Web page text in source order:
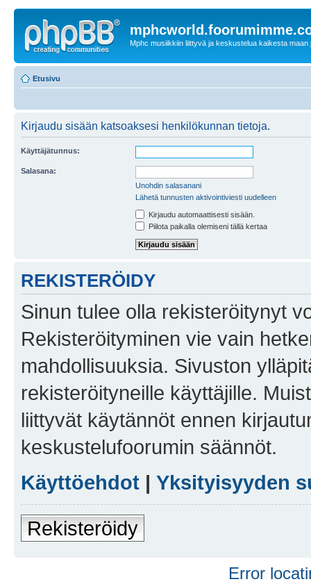
Mphc musiikkiin liittyvä ja keskustelua kaikesta maan
Etusivu
Kirjaudu sisään katsoaksesi henkilökunnan tietoja.
Käyttäjätunnus:
Salasana:
Unohdin salasanani
Lähetä tunnusten aktivointiviesti uudelleen
Kirjaudu automaattisesti sisään.
Piilota paikalla olemiseni tällä kertaa
REKISTERÖIDY
Sinun tulee olla rekisteröitynyt
Rekisteröityminen vie vain
mahdollisuuksia. Sivuston
rekisteröityneille käyttäjille.
liittyvät käytännöt ennen
keskustelufoorumin säännöt.
Käyttöehdot | Yksityisyyden
Rekisteröidy
Error